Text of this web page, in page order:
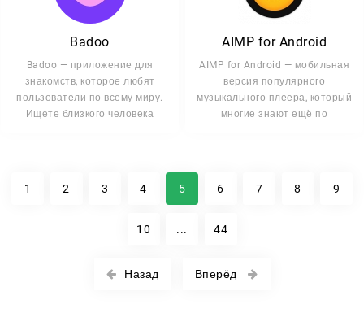
Badoo
Badoo — приложение для
знакомств, которое любят
пользователи по всему миру.
Ищете близкого человека
AIMP for Android
AIMP for Android — мобильная
версия популярного
музыкального плеера, который
многие знают ещё по
Назад
1 2 3 4 5 6 7 8 9
10 ... 44
Вперёд